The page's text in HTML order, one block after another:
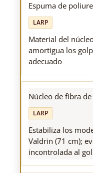
Espuma de
LARP
Material del
amortigua los
adecuado
Núcleo de fibra
LARP
Estabiliza los
Valdrin (71 cm);
incontrolada al